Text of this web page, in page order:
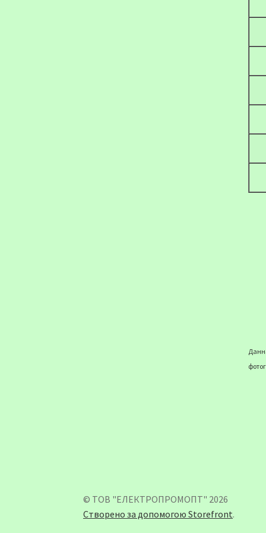
© ТОВ "ЕЛЕКТРОПРОМОПТ" 2026
Створено за допомогою Storefront.